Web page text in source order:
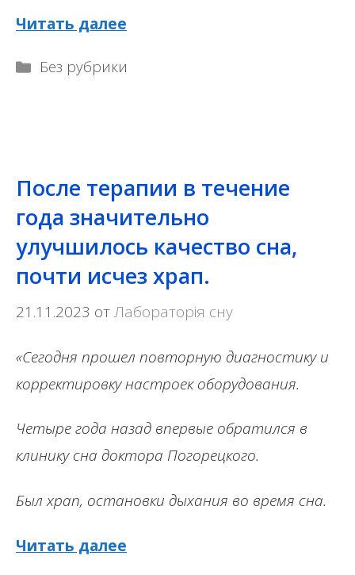
Читать далее
Рубрики
Без рубрики
После терапии в течение
года значительно
улучшилось качество сна,
почти исчез храп.
21.11.2023 отЛабораторія сну
«Сегодня прошел повторную диагностику и
корректировку настроек оборудования.
Четыре года назад впервые обратился в
клинику сна доктора Погорецкого.
Был храп, остановки дыхания во время сна.
Читать далее